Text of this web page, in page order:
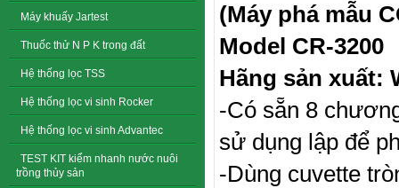
Máy khuấy Jartest
Thuốc thử N P K trong đất
Hệ thống lọc TSS
Hệ thống lọc vi sinh Rocker
Hệ thống lọc vi sinh Advantec
TEST KIT kiểm nhanh nước nuôi
trồng thủy sản
(Máy phá mẫu
Model CR-3200
Hãng sản xuất:
-Có sẵn 8
sử dụng lập để
-Dùng cuvette